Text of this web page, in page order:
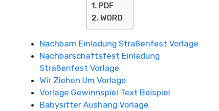
PDF
WORD
Nachbarn Einladung Straßenfest Vorlage
Nachbarschaftsfest Einladung
Straßenfest Vorlage
Wir Ziehen Um Vorlage
Vorlage Gewinnspiel Text Beispiel
Babysitter Aushang Vorlage